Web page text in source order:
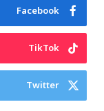
Facebook
TikTok
Twitter